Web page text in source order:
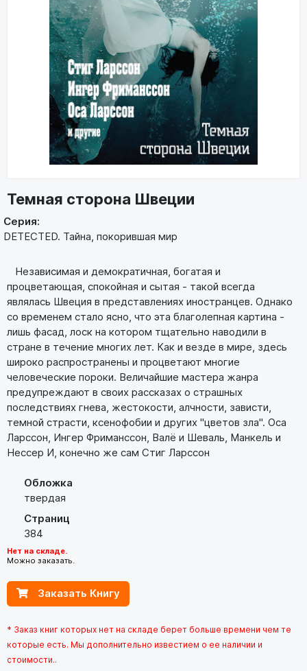
Темная сторона Швеции
Серия:
DETECTED. Тайна, покорившая мир
Независимая и демократичная, богатая и
процветающая, спокойная и сытая - такой всегда
являлась Швеция в представлениях иностранцев. Однако
со временем стало ясно, что эта благолепная картина -
лишь фасад, лоск на котором тщательно наводили в
стране в течение многих лет. Как и везде в мире, здесь
широко распространены и процветают многие
человеческие пороки. Величайшие мастера жанра
предупреждают в своих рассказах о страшных
последствиях гнева, жестокости, алчности, зависти,
темной страсти, ксенофобии и других "цветов зла". Оса
Ларссон, Ингер Фриманссон, Валё и Шеваль, Манкель и
Нессер И, конечно же сам Стиг Ларссон
Обложка
твердая
Страниц
384
Нет на складе.
Можно заказать.
Заказать Книгу
* Заказ книг которых нет на складе берет больше времени чем те
которые есть. Мы дополнительно известием о ее наличии и
стоимости..